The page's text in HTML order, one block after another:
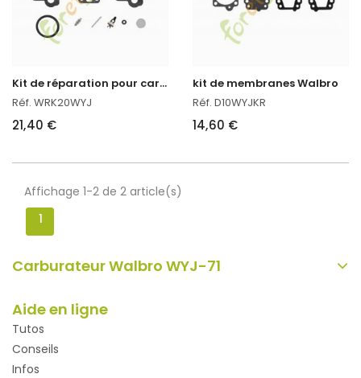
K
it de réparation pour carburateur
Réf. WRK20WYJ
21,40 €
kit de membranes Walbro
Réf. D10WYJKR
14,60 €
Affichage 1-2 de 2 article(s)
1
Carburateur Walbro WYJ-71
Aide en ligne
Tutos
Conseils
Infos